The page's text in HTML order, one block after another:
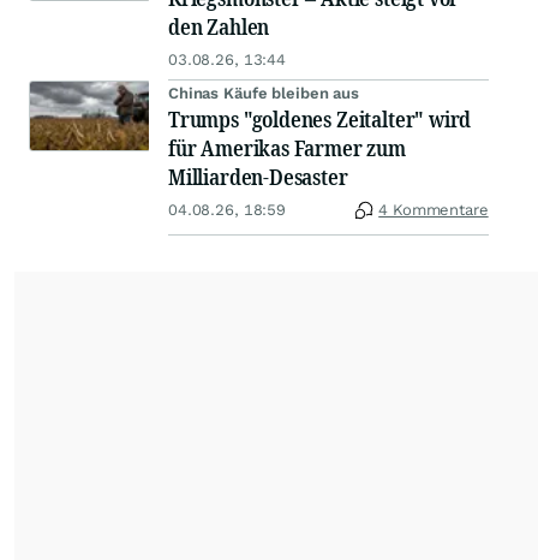
den Zahlen
03.08.26, 13:44
Chinas Käufe bleiben aus
Trumps "goldenes Zeitalter" wird
für Amerikas Farmer zum
Milliarden-Desaster
04.08.26, 18:59 4 Kommentare